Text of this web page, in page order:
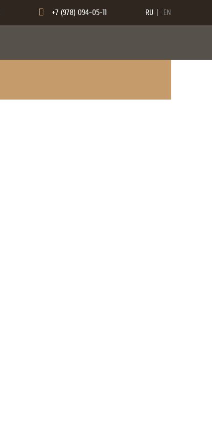
+7 (978) 094-05-11 RU EN